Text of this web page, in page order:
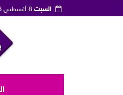
السبت8 أغسطس 2026